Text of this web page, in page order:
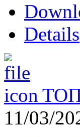
Details
11/03/